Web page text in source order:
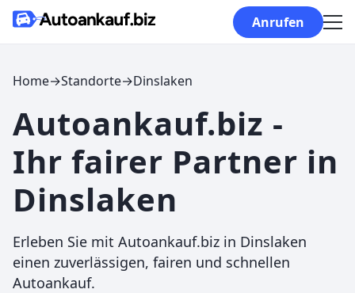
Skip to content
Anrufen
Home→Standorte→Dinslaken
Autoankauf.biz -
Ihr fairer Partner in
Dinslaken
Erleben Sie mit Autoankauf.biz in Dinslaken
einen zuverlässigen, fairen und schnellen
Autoankauf.